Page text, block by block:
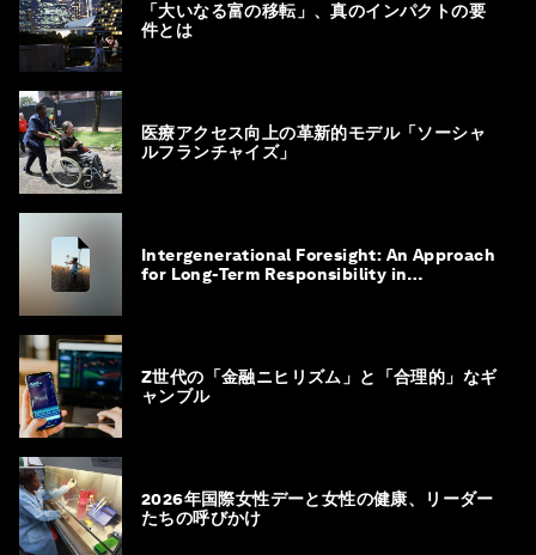
「大いなる富の移転」、真のインパクトの要
件とは
医療アクセス向上の革新的モデル「ソーシャ
ルフランチャイズ」
Intergenerational Foresight: An Approach
for Long-Term Responsibility in
Z世代の「金融ニヒリズム」と「合理的」なギ
ャンブル
2026年国際女性デーと女性の健康、リーダー
たちの呼びかけ